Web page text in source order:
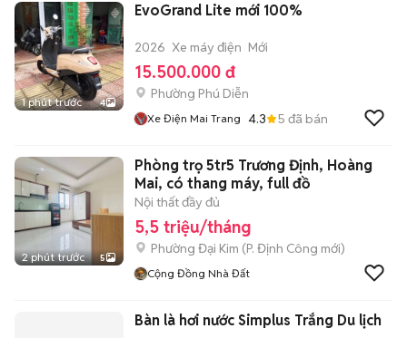
1 phút trước 4
EvoGrand Lite mới 100%
2026 Xe máy điện Mới
15.500.000 đ
Phường Phú Diễn
Xe Điện Mai Trang 4.3 5 đã bán
2 phút trước 5
Phòng trọ 5tr5 Trương Định, Hoàng
Mai, có thang máy, full đồ
Nội thất đầy đủ
5,5 triệu/tháng
Phường Đại Kim (P. Định Công mới)
Cộng Đồng Nhà Đất
Bàn là hơi nước Simplus Trắng Du lịch